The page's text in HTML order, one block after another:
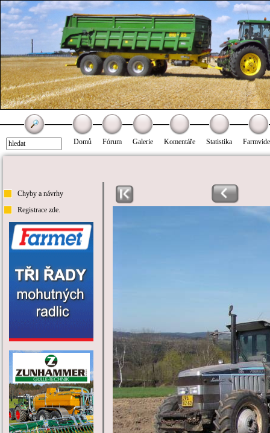
Domů Fórum Galerie Komentáře Statistika
Chyby a návrhy
Registrace zde.